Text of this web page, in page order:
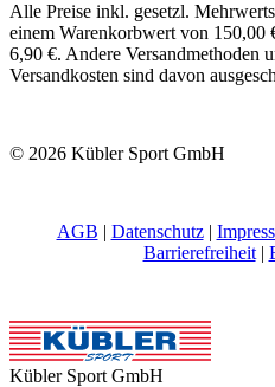
Alle Preise inkl. gesetzl.
einem Warenkorbwert von 150,00
6,90 €. Andere Versandmethoden
Versandkosten sind davon
© 2026 Kübler Sport GmbH
AGB | Datenschutz|
Barrierefreiheit|
Kübler Sport GmbH